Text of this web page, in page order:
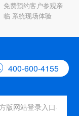
免费预约客户参观亲
临 系统现场体验
400-600-4155